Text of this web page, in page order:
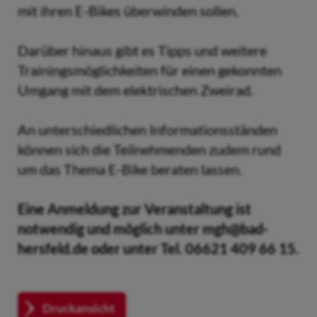
mit ihren E-Bikes überwinden sollen.
Darüber hinaus gibt es Tipps und weitere
Trainingsmöglichkeiten für einen gekonnten
Umgang mit dem elektrischen Zweirad.
An unterschiedlichen Informationsständen
können sich die Teilnehmenden zudem rund
um das Thema E-Bike beraten lassen.
Eine Anmeldung zur Veranstaltung ist
notwendig und möglich unter mgh@bad-
hersfeld.de oder unter Tel. 06621 409 66 15.
Druckansicht